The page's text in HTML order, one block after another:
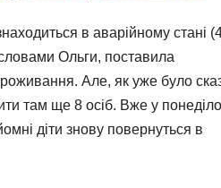
в аварійному стані
Ольги, поставила
Але, як уже було
там ще 8 осіб. Вже у
діти знову повернуться в